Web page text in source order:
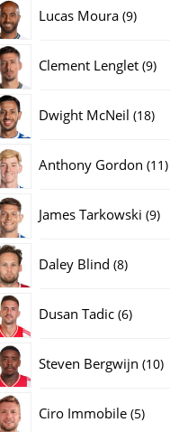
Lucas Moura 99
Clement Lenglet 99
Dwight McNeil 1818
Anthony Gordon 1111
James Tarkowski 99
Daley Blind 88
Dusan Tadic 66
Steven Bergwijn 1010
Ciro Immobile 55